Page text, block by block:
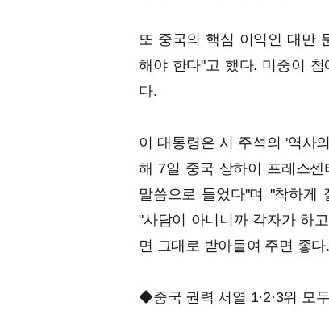
또 중국의 핵심 이익인 대만
해야 한다"고 했다. 미중이
다.
이 대통령은 시 주석의 '역사
해 7일 중국 상하이 프레스
말씀으로 들었다"며 "착하게
"사담이 아니니까 각자가 하
면 그대로 받아들여 주면 좋
◆중국 권력 서열 1·2·3위 모